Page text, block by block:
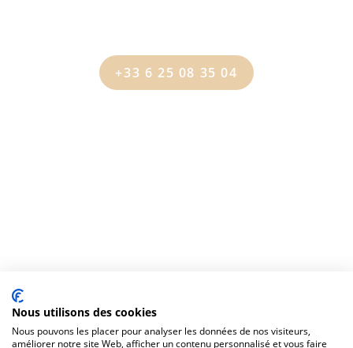
+33 6 25 08 35 04
Nous utilisons des cookies
Nous pouvons les placer pour analyser les données de nos visiteurs,
améliorer notre site Web, afficher un contenu personnalisé et vous faire